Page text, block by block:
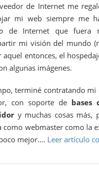
de Internet me
mi web siempre me
de Internet que fuera
mi visión del mundo
aquel entonces, el
algunas imágenes.
terminé contratando
con soporte de bases
y muchas cosas más,
como webmaster como la
mejor.… Leer artículo